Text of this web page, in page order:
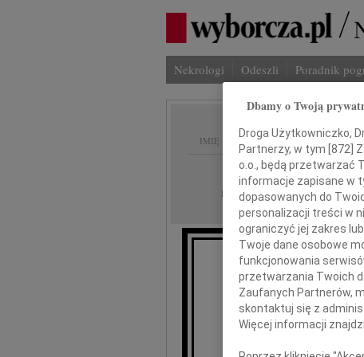
Nekrologi Odeszli Poradnik
IMIĘ I NAZWISKO:
REGION: Warszawa
DATA EMISJI: 04.05.2010
jeśli
Dbamy o Twoją
Droga Użytkowniczko,
Partnerzy, w tym [872]
o.o., będą przetwarzać
informacje zapisane w
dopasowanych do
personalizacji treści w
ograniczyć jej zakres
Twoje dane osobowe
funkcjonowania
przetwarzania Twoich
Zaufanych Partnerów,
skontaktuj się z
Więcej informacji